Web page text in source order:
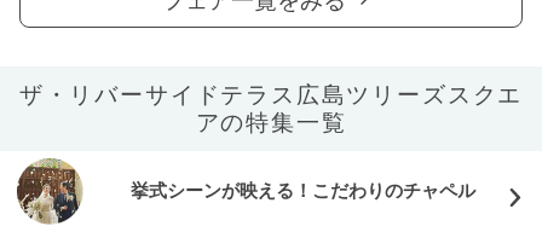
ザ・リバーサイドテラス広島ツリーズスクエ
アの特集一覧
挙式シーンが映える！こだわりのチャペル